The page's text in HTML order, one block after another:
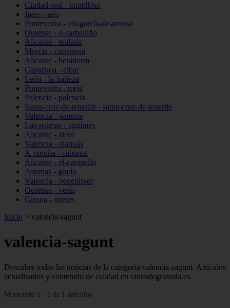
Ciudad-real - tomelloso
Jaén - jaén
Pontevedra - vilagarcía-de-arousa
Ourense - o-carballiño
Alicante - teulada
Murcia - cartagena
Alicante - benidorm
Gipuzkoa - eibar
León - la-bañeza
Pontevedra - meis
Palencia - palencia
Santa-cruz-de-tenerife - santa-cruz-de-tenerife
Valencia - paterna
Las-palmas - agüimes
Alicante - alcoi
Valencia - alaquàs
A-coruña - cabanas
Alicante - el-campello
Asturias - grado
Valencia - benetússer
Ourense - verín
Girona - mieres
Inicio > valencia-sagunt
valencia-sagunt
Descubre todas las noticias de la categoría valencia-sagunt. Artículos
actualizados y contenido de calidad en vinosdegranada.es.
Mostrando 1 - 1 de 1 artículos